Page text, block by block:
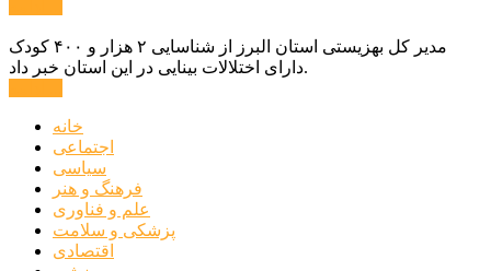
مدیر کل بهزیستی استان البرز از شناسایی ۲ هزار و ۴۰۰ کودک
دارای اختلالات بینایی در این استان خبر داد.
خانه
اجتماعی
سیاسی
فرهنگ و هنر
علم و فناوری
پزشکی و سلامت
اقتصادی